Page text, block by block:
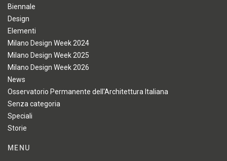
Biennale
Design
Elementi
Milano Design Week 2024
Milano Design Week 2025
Milano Design Week 2026
News
Osservatorio Permanente dell'Architettura Italiana
Senza categoria
Speciali
Storie
MENU